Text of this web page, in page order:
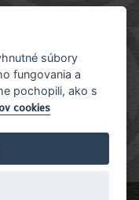
a akciovej ponuke?
súbory
fungovania a
pochopili, ako s
cookies